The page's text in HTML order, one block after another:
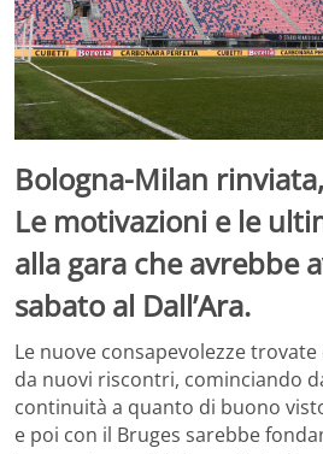
Bologna-Milan
Le motivazioni e le
alla gara che avrebbe
sabato al Dall’Ara.
Le nuove consapevolezze
da nuovi riscontri, cominciando
continuità a quanto di buono
e poi con il Bruges sarebbe